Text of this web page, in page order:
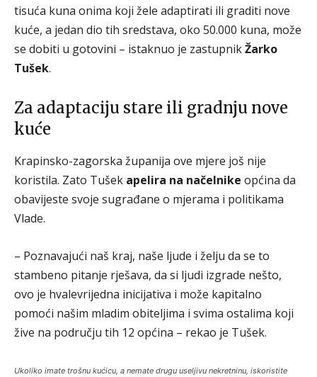
tisuća kuna onima koji žele adaptirati ili graditi nove
kuće, a jedan dio tih sredstava, oko 50.000 kuna, može
se dobiti u gotovini – istaknuo je zastupnikŽarko
Tušek.
Za adaptaciju stare ili gradnju nove
kuće
Krapinsko-zagorska županija ove mjere još nije
koristila. Zato Tušek apelira na načelnike općina da
obavijeste svoje sugrađane o mjerama i politikama
Vlade.
– Poznavajući naš kraj, naše ljude i želju da se to
stambeno pitanje rješava, da si ljudi izgrade nešto,
ovo je hvalevrijedna inicijativa i može kapitalno
pomoći našim mladim obiteljima i svima ostalima koji
žive na području tih 12 općina – rekao je Tušek.
Ukoliko imate trošnu kućicu, a nemate drugu useljivu nekretninu, iskoristite